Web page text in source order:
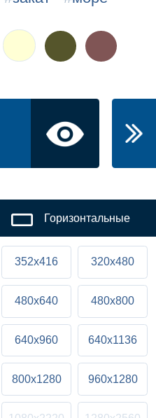
Горизонтальные
352x416 320x480
480x640 480x800
640x960 640x1136
800x1280 960x1280